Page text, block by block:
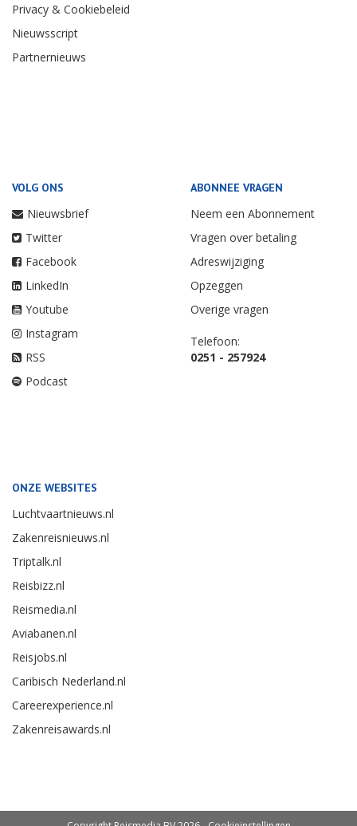
Privacy & Cookiebeleid
Nieuwsscript
Partnernieuws
VOLG ONS
Nieuwsbrief
Twitter
Facebook
LinkedIn
Youtube
Instagram
RSS
Podcast
ABONNEE VRAGEN
Neem een Abonnement
Vragen over betaling
Adreswijziging
Opzeggen
Overige vragen
Telefoon:
0251 - 257924
ONZE WEBSITES
Luchtvaartnieuws.nl
Zakenreisnieuws.nl
Triptalk.nl
Reisbizz.nl
Reismedia.nl
Aviabanen.nl
Reisjobs.nl
Caribisch Nederland.nl
Careerexperience.nl
Zakenreisawards.nl